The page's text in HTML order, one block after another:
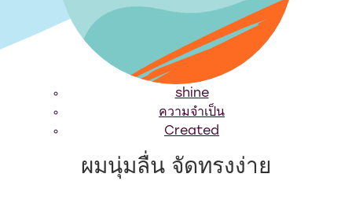
shine
ความจำเป็น
Created
ผมนุ่มลื่น จัดทรงง่าย